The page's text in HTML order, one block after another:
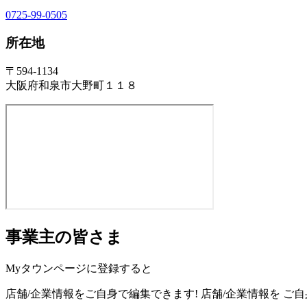
0725-99-0505
所在地
〒594-1134
大阪府和泉市大野町１１８
事業主の皆さま
Myタウンページに登録すると
店舗/企業情報をご自身で編集できます! 店舗/企業情報を ご